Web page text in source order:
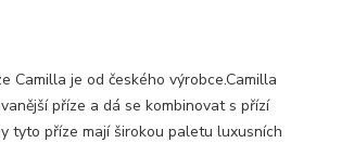
Camilla je od českého výrobce.Camilla
příze a dá se kombinovat s přízí
tyto příze mají širokou paletu luxusních